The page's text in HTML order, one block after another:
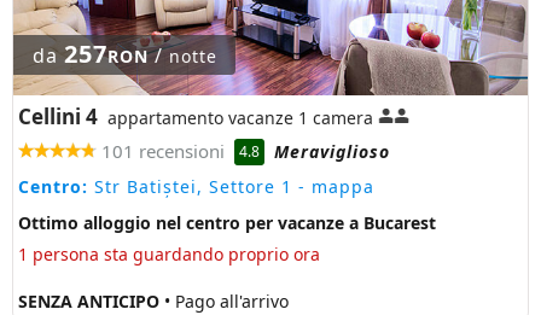
da 257RON/notte
Cellini 4 appartamento vacanze 1 camera
101 recensioni 4.8
Meraviglioso
Centro: Str Batiștei, Settore 1 - mappa
Ottimo alloggio nel centro per vacanze a Bucarest
1 persona sta guardando proprio ora
SENZA ANTICIPO • Pago all'arrivo